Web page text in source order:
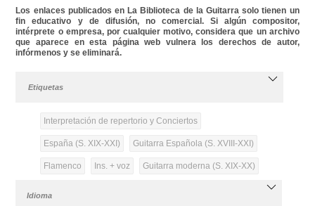
Los enlaces publicados en La Biblioteca de la Guitarra solo tienen un
fin educativo y de difusión, no comercial. Si algún compositor,
intérprete o empresa, por cualquier motivo, considera que un archivo
que aparece en esta página web vulnera los derechos de autor,
infórmenos y se eliminará.
Etiquetas
Interpretación de repertorio y Conciertos
España (S. XIX-XXI) Guitarra Española (S. XVIII-XXI)
Flamenco Ins. + voz Guitarra moderna (S. XIX-XX)
Idioma